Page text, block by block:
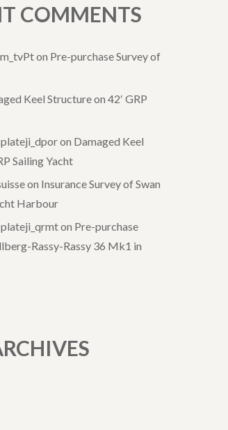
COMMENTS
on Pre-purchase Survey of
Keel Structure on 42′ GRP
on Damaged Keel
Sailing Yacht
on Insurance Survey of Swan
Harbour
on Pre-purchase
Rassy-Rassy 36 Mk1 in